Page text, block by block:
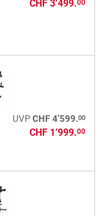
CHF 3’499.00
UVP CHF 4’599.00
CHF 1’999.00